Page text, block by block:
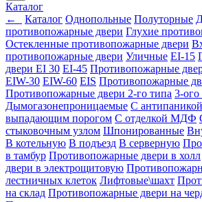
Каталог
←
Каталог Однопольные Полуторные
противопожарные двери Глухие
Остекленные противопожарные двери
противопожарные двери Уличные EI-15
двери EI 30 EI-45 Противопожарные
EIW-30 EIW-60 EIS Противопожарные
Противопожарные двери 2-го типа 3-ого
Дымогазонепроницаемые С антипаникой
выпадающим порогом С отделкой МДФ
стыковочным узлом Шпонированные
В котельную В подъезд В серверную
в тамбур Противопожарные двери в холл
двери в электрощитовую
лестничных клеток Лифтовые\шахт
на склад Противопожарные двери на